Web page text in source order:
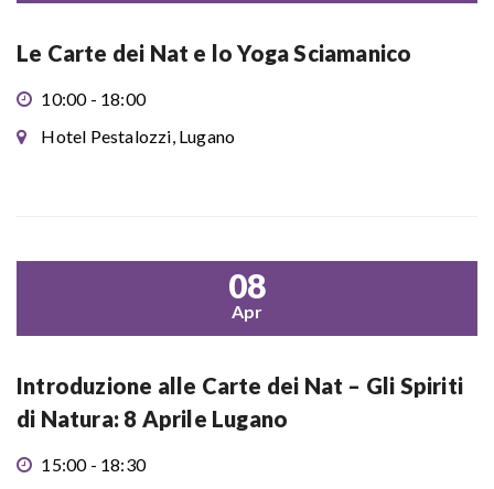
Le Carte dei Nat e lo Yoga Sciamanico
10:00 - 18:00
Hotel Pestalozzi, Lugano
08
Apr
Introduzione alle Carte dei Nat – Gli Spiriti
di Natura: 8 Aprile Lugano
15:00 - 18:30